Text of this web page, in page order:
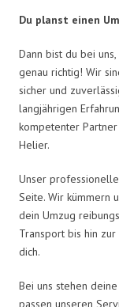
Du planst einen
Dann bist du bei
genau richtig! Wir
sicher und
langjährigen
kompetenter
Helier.
Unser
Seite. Wir kümmern
dein Umzug
Transport bis hin
dich.
Bei uns stehen
passen unseren